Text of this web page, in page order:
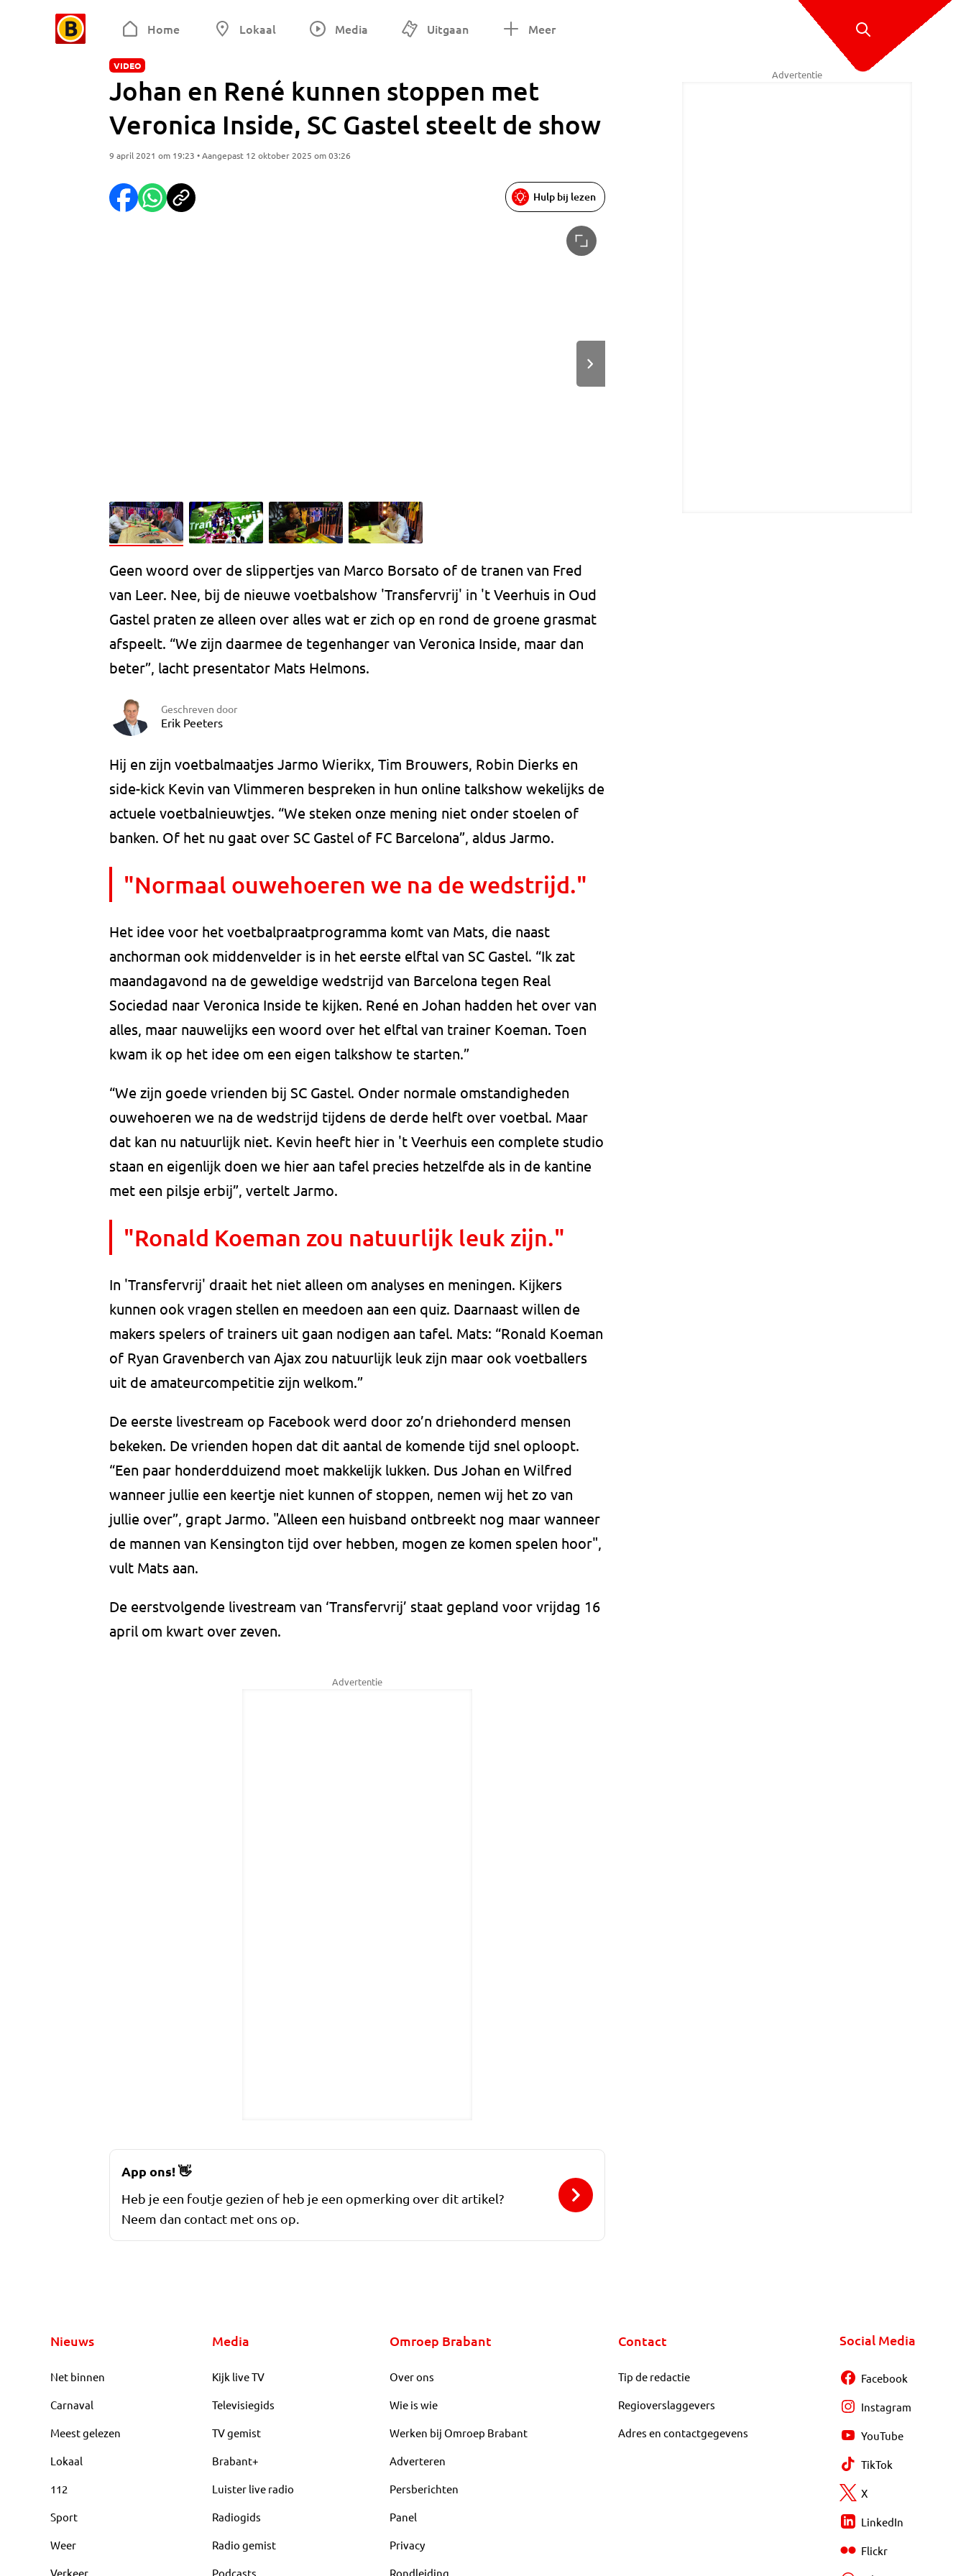
Home Lokaal Media Uitgaan Meer
VIDEO
Johan en René kunnen stoppen met
Veronica Inside, SC Gastel steelt de show
9 april 2021 om 19:23 • Aangepast 12 oktober 2025 om 03:26
Hulp bij lezen
Geen woord over de slippertjes van Marco Borsato of de tranen van Fred
van Leer. Nee, bij de nieuwe voetbalshow 'Transfervrij' in 't Veerhuis in Oud
Gastel praten ze alleen over alles wat er zich op en rond de groene grasmat
afspeelt. “We zijn daarmee de tegenhanger van Veronica Inside, maar dan
beter”, lacht presentator Mats Helmons.
Geschreven door
Erik Peeters
Hij en zijn voetbalmaatjes Jarmo Wierikx, Tim Brouwers, Robin Dierks en
side-kick Kevin van Vlimmeren bespreken in hun online talkshow wekelijks de
actuele voetbalnieuwtjes. “We steken onze mening niet onder stoelen of
banken. Of het nu gaat over SC Gastel of FC Barcelona”, aldus Jarmo.
"Normaal ouwehoeren we na de wedstrijd."
Het idee voor het voetbalpraatprogramma komt van Mats, die naast
anchorman ook middenvelder is in het eerste elftal van SC Gastel. “Ik zat
maandagavond na de geweldige wedstrijd van Barcelona tegen Real
Sociedad naar Veronica Inside te kijken. René en Johan hadden het over van
alles, maar nauwelijks een woord over het elftal van trainer Koeman. Toen
kwam ik op het idee om een eigen talkshow te starten.”
“We zijn goede vrienden bij SC Gastel. Onder normale omstandigheden
ouwehoeren we na de wedstrijd tijdens de derde helft over voetbal. Maar
dat kan nu natuurlijk niet. Kevin heeft hier in 't Veerhuis een complete studio
staan en eigenlijk doen we hier aan tafel precies hetzelfde als in de kantine
met een pilsje erbij”, vertelt Jarmo.
"Ronald Koeman zou natuurlijk leuk zijn."
In 'Transfervrij' draait het niet alleen om analyses en meningen. Kijkers
kunnen ook vragen stellen en meedoen aan een quiz. Daarnaast willen de
makers spelers of trainers uit gaan nodigen aan tafel. Mats: “Ronald Koeman
of Ryan Gravenberch van Ajax zou natuurlijk leuk zijn maar ook voetballers
uit de amateurcompetitie zijn welkom.”
De eerste livestream op Facebook werd door zo’n driehonderd mensen
bekeken. De vrienden hopen dat dit aantal de komende tijd snel oploopt.
“Een paar honderdduizend moet makkelijk lukken. Dus Johan en Wilfred
wanneer jullie een keertje niet kunnen of stoppen, nemen wij het zo van
jullie over”, grapt Jarmo. "Alleen een huisband ontbreekt nog maar wanneer
de mannen van Kensington tijd over hebben, mogen ze komen spelen hoor",
vult Mats aan.
De eerstvolgende livestream van ‘Transfervrij’ staat gepland voor vrijdag 16
april om kwart over zeven.
Advertentie
Advertentie
App ons!👋
Heb je een foutje gezien of heb je een opmerking over dit artikel?
Neem dan contact met ons op.
Nieuws
Net binnen
Carnaval
Meest gelezen
Lokaal
112
Sport
Weer
Verkeer
Media
Kijk live TV
Televisiegids
TV gemist
Brabant+
Luister live radio
Radiogids
Radio gemist
Podcasts
Omroep Brabant
Over ons
Wie is wie
Werken bij Omroep Brabant
Adverteren
Persberichten
Panel
Privacy
Rondleiding
Contact
Tip de redactie
Regioverslaggevers
Adres en contactgegevens
Social Media
Facebook
Instagram
YouTube
TikTok
X
LinkedIn
Flickr